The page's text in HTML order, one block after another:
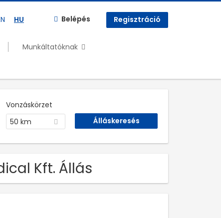
HU Belépés Regisztráció
Munkáltatóknak
Vonzáskörzet
50 km
Kft. Állás